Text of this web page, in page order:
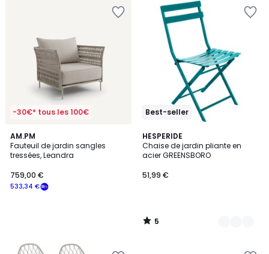
-30€* tous les 100€
AM.PM
Fauteuil de jardin sangles
tressées, Leandra
533,34 €
759,00 €
Best-seller
HESPERIDE
Chaise de jardin pliante en
acier GREENSBORO
51,99 €
5
/
5
13
Couleurs
5
/